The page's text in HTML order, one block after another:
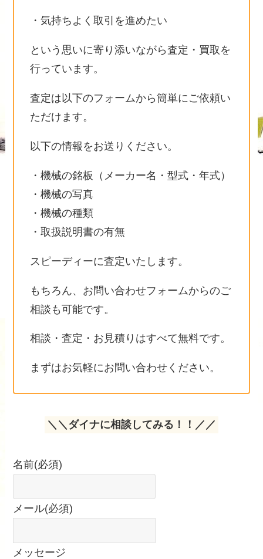
・気持ちよく取引を進めたい
という思いに寄り添いながら査定・買取を
行っています。
査定は以下のフォームから簡単にご依頼い
ただけます。
以下の情報をお送りください。
・機械の銘板（メーカー名・型式・年式）
・機械の写真
・機械の種類
・取扱説明書の有無
スピーディーに査定いたします。
もちろん、お問い合わせフォームからのご
相談も可能です。
相談・査定・お見積りはすべて無料です。
まずはお気軽にお問い合わせください。
＼＼ダイナに相談してみる！！／／
名前(必須)
メール(必須)
メッセージ